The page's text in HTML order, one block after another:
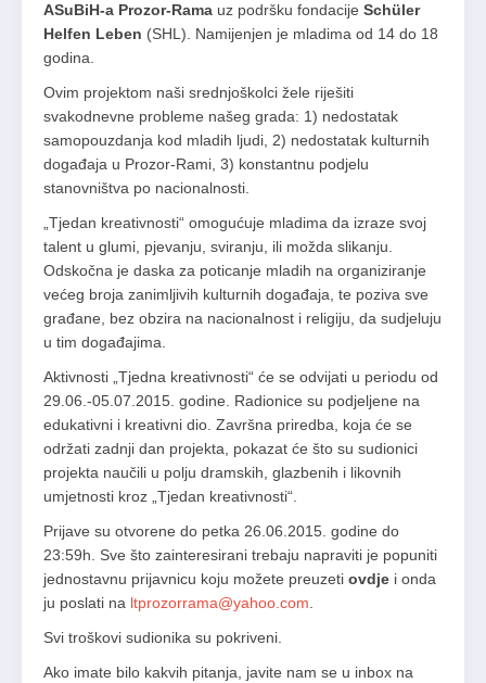
ASuBiH-a Prozor-Rama uz podršku fondacije Schüler
Helfen Leben (SHL). Namijenjen je mladima od 14 do 18
godina.
Ovim projektom naši srednjoškolci žele riješiti
svakodnevne probleme našeg grada: 1) nedostatak
samopouzdanja kod mladih ljudi, 2) nedostatak kulturnih
događaja u Prozor-Rami, 3) konstantnu podjelu
stanovništva po nacionalnosti.
„Tjedan kreativnosti“ omogućuje mladima da izraze svoj
talent u glumi, pjevanju, sviranju, ili možda slikanju.
Odskočna je daska za poticanje mladih na organiziranje
većeg broja zanimljivih kulturnih događaja, te poziva sve
građane, bez obzira na nacionalnost i religiju, da sudjeluju
u tim događajima.
Aktivnosti „Tjedna kreativnosti“ će se odvijati u periodu od
29.06.-05.07.2015. godine. Radionice su podjeljene na
edukativni i kreativni dio. Završna priredba, koja će se
održati zadnji dan projekta, pokazat će što su sudionici
projekta naučili u polju dramskih, glazbenih i likovnih
umjetnosti kroz „Tjedan kreativnosti“.
Prijave su otvorene do petka 26.06.2015. godine do
23:59h. Sve što zainteresirani trebaju napraviti je popuniti
jednostavnu prijavnicu koju možete preuzeti ovdje i onda
ju poslati na ltprozorrama@yahoo.com
Svi troškovi sudionika su pokriveni.
Ako imate bilo kakvih pitanja, javite nam se u inbox na